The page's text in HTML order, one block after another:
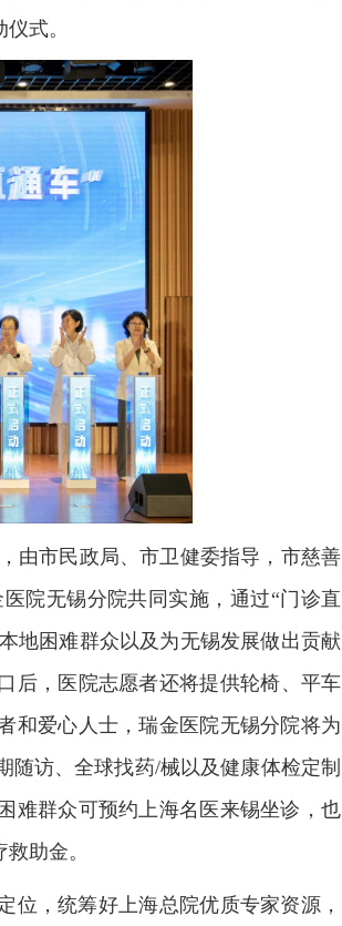
式。
由市民政局、市卫健委指导，市慈善
院无锡分院共同实施，通过“门诊直
地困难群众以及为无锡发展做出贡献
后，医院志愿者还将提供轮椅、平车
和爱心人士，瑞金医院无锡分院将为
访、全球找药/械以及健康体检定制
难群众可预约上海名医来锡坐诊，也
助金。
位，统筹好上海总院优质专家资源，